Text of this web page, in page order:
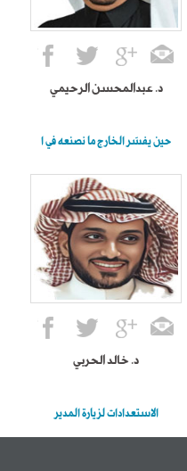
د. عبدالمحسن الرحيمي
حين يفسّر الخارج ما نصنعه في ا
د. خالد الحربي
الاستعدادات لزيارة المدير